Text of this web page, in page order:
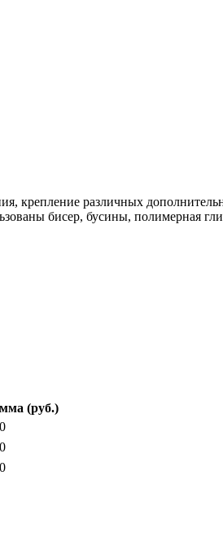
крепление различных
бисер, бусины, полимерная
(руб.)